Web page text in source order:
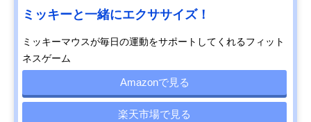
ミッキーと一緒にエクササイズ！
ミッキーマウスが毎日の運動をサポートしてくれるフィット
ネスゲーム
Amazonで見る
楽天市場で見る